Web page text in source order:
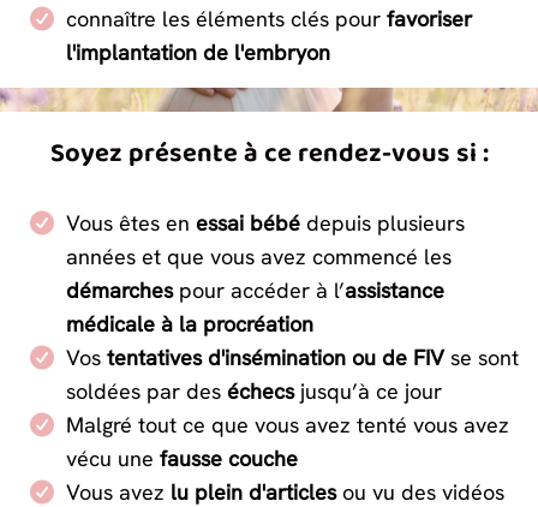
connaître les éléments clés pour favoriser
l'implantation de l'embryon
Soyez présente à ce rendez-vous si :
Vous êtes en essai bébé depuis plusieurs
années et que vous avez commencé les
démarchespour accéder à l’assistance
médicale à la procréation
Vos tentatives d'insémination ou de FIVse sont
soldées par des échecsjusqu’à ce jour
Malgré tout ce que vous avez tenté vous avez
vécu une fausse couche
Vous avez lu plein d'articlesou vu des vidéos